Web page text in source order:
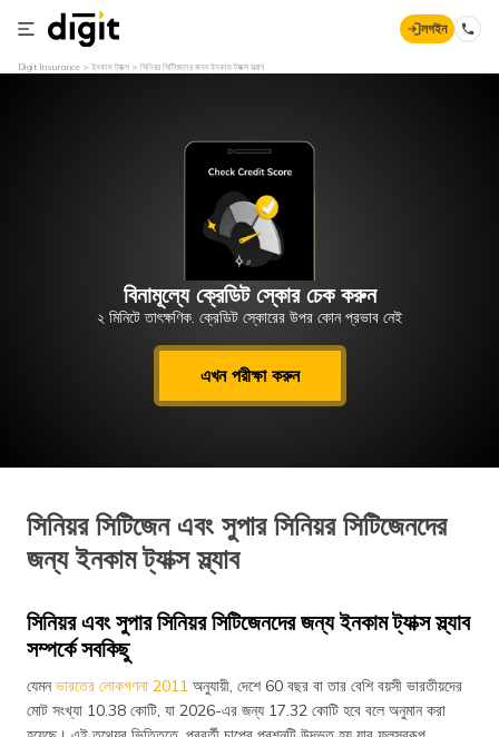
লগইন
Digit Insurance ইনকাম ট্যাক্স সিনিয়র সিটিজেনের জন্য ইনকাম ট্যাক্স স্ল্যাব
বিনামূল্যে ক্রেডিট স্কোর চেক করুন
২ মিনিটে তাৎক্ষণিক. ক্রেডিট স্কোরের উপর কোন প্রভাব নেই
এখন পরীক্ষা করুন
সিনিয়র সিটিজেন এবং সুপার সিনিয়র সিটিজেনদের
জন্য ইনকাম ট্যাক্স স্ল্যাব
সিনিয়র এবং সুপার সিনিয়র সিটিজেনদের জন্য ইনকাম ট্যাক্স স্ল্যাব
সম্পর্কে সবকিছু
যেমনভারতের লোকগণনা 2011 অনুযায়ী, দেশে 60 বছর বা তার বেশি বয়সী ভারতীয়দের
মোট সংখ্যা 10.38 কোটি, যা 2026-এর জন্য 17.32 কোটি হবে বলে অনুমান করা